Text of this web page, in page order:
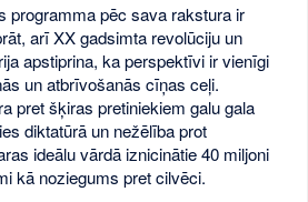
programma pēc sava rakstura ir
arī XX gadsimta revolūciju un
apstiprina, ka perspektīvi ir vienīgi
un atbrīvošanās cīņas ceļi.
pret šķiras pretiniekiem galu gala
diktatūrā un nežēlība prot
ideālu vārdā iznicinātie 40 miljoni
kā noziegums pret cilvēci.